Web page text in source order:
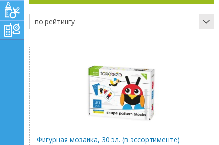
по рейтингу
Фигурная мозаика, 30 эл. (в ассортименте)